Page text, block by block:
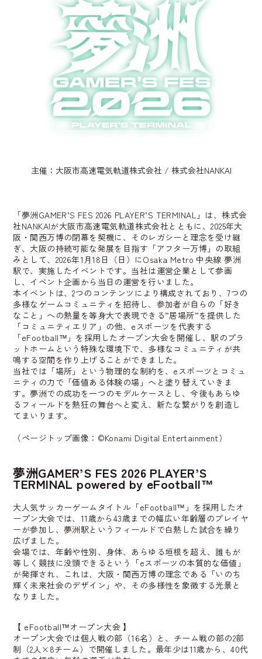
主催：大阪市高速電気軌道株式会社 / 株式会社NANKAI
「夢洲GAMER’S FES 2026 PLAYER’S TERMINAL」は、株式会
社NANKAIが大阪市高速電気軌道株式会社とともに、2025年大
阪・関西万博の閉幕を契機に、そのレガシーと理念を受け継
ぎ、大阪の持続可能な発展を目指す「アフター万博」の取組
みとして、2026年1月18日（日）にOsaka Metro 中央線 夢洲
駅で、実施したイベントです。当社は運営企業として参画
し、イベント企画から当日の運営を行いました。
本イベントは、2つのコンテンツにより構成されており、7つの
多様なゲームコミュニティを招待し、参加者が自らの「好き
なこと」への熱量を等身大で表現できる”居場所”を提供した
「コミュニティエリア」の他、eスポーツを代表する
「eFootball™」を採用したオープン大会を開催し、駅のプラ
ットホームという特殊な環境下で、多様なコミュニティが共
鳴する空間を作り上げることができました。
当社では「場所」という物理的な制約を、eスポーツとコミュ
ニティの力で「価値ある体験の場」へと塗り替えていきま
す。夢洲での成功を一つのモデルケースとし、今後もあらゆ
るフィールドを熱狂の舞台へと変え、新たな繋がりを創造し
てまいります。
（ページトップ画像：©Konami Digital Entertainment）
夢洲GAMER’S FES 2026 PLAYER’S
TERMINAL powered by eFootball™
大人気サッカーゲームタイトル「eFootball™」を採用したオ
ープン大会では、11歳から43歳までの幅広い年齢層のプレイヤ
ーが参加し、夢洲駅というフィールドで白熱した試合を繰り
広げました。
会場では、年齢や性別、身体、あらゆる垣根を超え、誰もが
等しく競技に没頭できるという「eスポーツの本質的な価値」
が発揮され、これは、大阪・関西万博の理念である「いのち
輝く未来社会のデザイン」や、その多様性を象徴する光景と
なりました。
【 eFootball™オープン大会】
オープン大会では個人戦の部（16名）と、チーム戦の部の2部
制（2人×8チーム）で開催しました。最年少は11歳から、40代